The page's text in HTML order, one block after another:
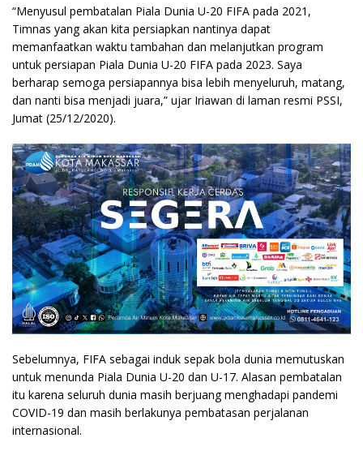
“Menyusul pembatalan Piala Dunia U-20 FIFA pada 2021,
Timnas yang akan kita persiapkan nantinya dapat
memanfaatkan waktu tambahan dan melanjutkan program
untuk persiapan Piala Dunia U-20 FIFA pada 2023. Saya
berharap semoga persiapannya bisa lebih menyeluruh, matang,
dan nanti bisa menjadi juara,” ujar Iriawan di laman resmi PSSI,
Jumat (25/12/2020).
Sebelumnya, FIFA sebagai induk sepak bola dunia memutuskan
untuk menunda Piala Dunia U-20 dan U-17. Alasan pembatalan
itu karena seluruh dunia masih berjuang menghadapi pandemi
COVID-19 dan masih berlakunya pembatasan perjalanan
internasional.